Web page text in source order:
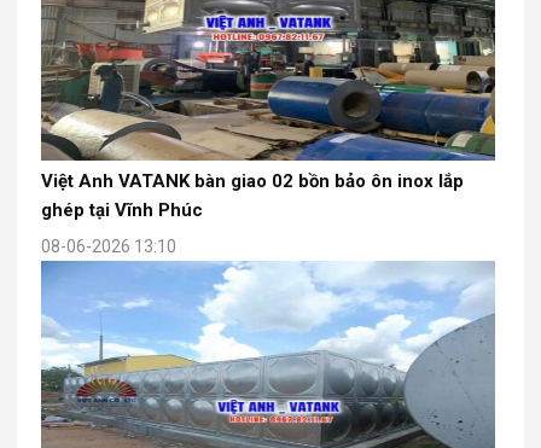
Việt Anh VATANK bàn giao 02 bồn bảo ôn inox lắp
ghép tại Vĩnh Phúc
08-06-2026 13:10